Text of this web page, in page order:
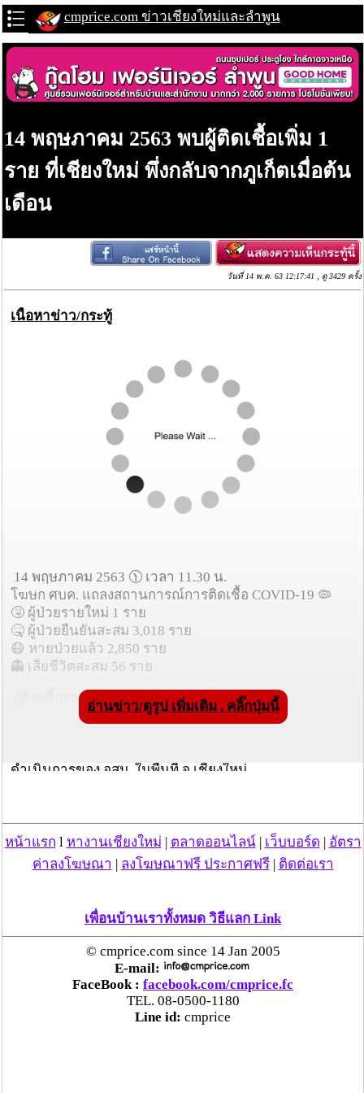
cmprice.com ข่าวเชียงใหม่และลำพูน
14 พฤษภาคม 2563 พบผู้ติดเชื้อเพิ่ม 1
ราย ที่เชียงใหม่ พึ่งกลับจากภูเก็ตเมื่อต้น
เดือน
วันที่ 14 พ.ค. 63 12:17:41 , ดู 3429 ครั้ง
เนื้อหาข่าว/กระทู้
14 พฤษภาคม 2563 🕦 เวลา 11.30 น.
โฆษก ศบค. แถลงสถานการณ์การติดเชื้อ COVID-19 🦠
🤧 ผู้ป่วยรายใหม่ 1 ราย
🤒 ผู้ป่วยยืนยันสะสม 3,018 ราย
😷 หายป่วยแล้ว 2,850 ราย
👻 เสียชีวิตสะสม 56 ราย
ผู้ติดเชื้อรายล่าสุด รายละเอียดดังนี้
- เป็นชายไทย อายุ 39 ปี อาชีพรับจ้าง ทำงานอยู่ที่ จ.ภูเก็ต
ดำเนินการของ อสม. ในพื้นที่ จ.เชียงใหม่
#กระทรวงสาธารณสุข
#อยู่บ้านหยุดเชื้อเพื่อชาติ
#ชีวิตวิถีใหม่
อ่านข่าว/ดูรูป เพิ่มเติม . คลิ๊กปุ่มนี้
หน้าแรก l หางานเชียงใหม่ ตลาดออนไลน์| เว็บบอร์ด
อัตรา
ค่าลงโฆษณา
ลงโฆษณาฟรี ประกาศฟรี| ติดต่อเรา
เพื่อนบ้านเราทั้งหมด วิธีแลก Link
© cmprice.com since 14 Jan 2005
E-mail:
FaceBook : facebook.com/cmprice.fc
TEL. 08-0500-1180
Line id: cmprice